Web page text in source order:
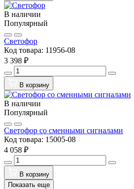
В наличии
Популярный
Светофор
Код товара: 11956-08
3 398 ₽
В корзину
В наличии
Популярный
Светофор со сменными сигналами
Код товара: 15005-08
4 058 ₽
В корзину
Показать еще